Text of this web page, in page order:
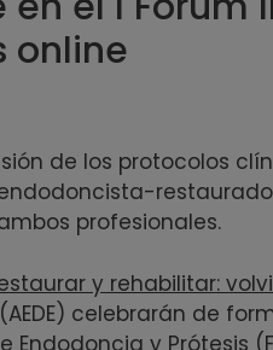
online
de los protocolos
profesionales.
y rehabilitar:
celebrarán de
y Prótesis